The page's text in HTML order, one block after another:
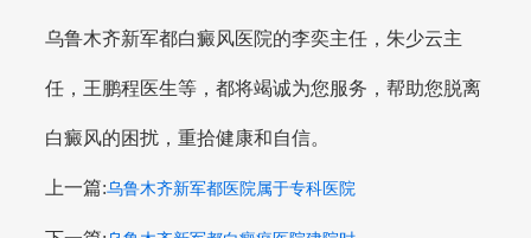
乌鲁木齐新军都白癜风医院的李奕主任，朱少云主
任，王鹏程医生等，都将竭诚为您服务，帮助您脱离
白癜风的困扰，重拾健康和自信。
上一篇:乌鲁木齐新军都医院属于专科医院